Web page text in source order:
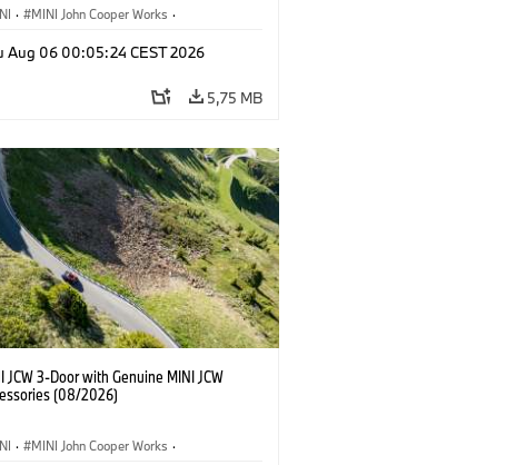
· MINI John Cooper Works ·
Opcionais, Acessórios
Aug 06 00:05:24 CEST 2026
5,75 MB
JCW 3-Door with Genuine MINI JCW
(08/2026)
· MINI John Cooper Works ·